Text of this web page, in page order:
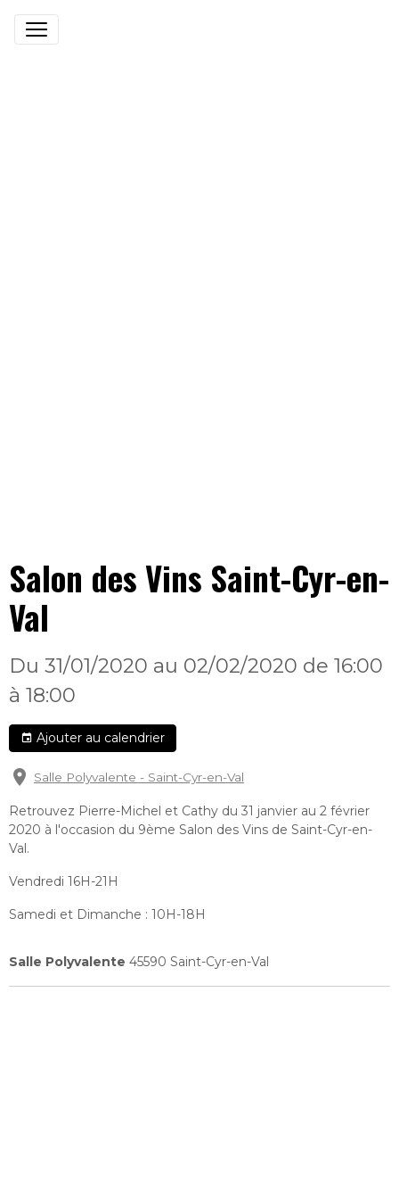
Salon des Vins Saint-Cyr-en-
Val
Du 31/01/2020 au 02/02/2020 de 16:00
à 18:00
Ajouter au calendrier
Salle Polyvalente - Saint-Cyr-en-Val
Retrouvez Pierre-Michel et Cathy du 31 janvier au 2 février
2020 à l'occasion du 9ème Salon des Vins de Saint-Cyr-en-
Val.
Vendredi 16H-21H
Samedi et Dimanche : 10H-18H
Salle Polyvalente 45590 Saint-Cyr-en-Val